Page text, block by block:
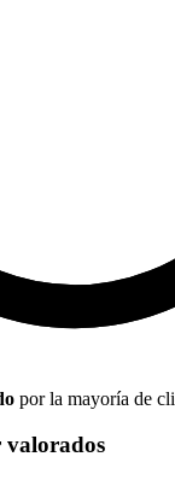
por la mayoría de
valorados